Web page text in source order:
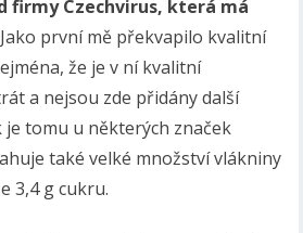
firmy Czechvirus, která má
první mě překvapilo kvalitní
že je v ní kvalitní
a nejsou zde přidány další
tomu u některých značek
také velké množství vlákniny
3,4 g cukru.